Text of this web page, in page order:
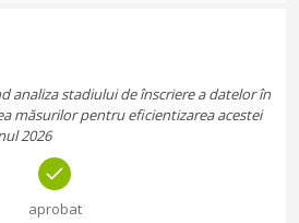
analiza stadiului de înscriere a datelor în
măsurilor pentru eficientizarea acestei
2026
aprobat